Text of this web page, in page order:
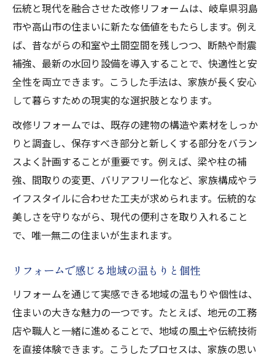
伝統と現代を融合させた改修リフォームは、岐阜県羽島
市や高山市の住まいに新たな価値をもたらします。例え
ば、昔ながらの和室や土間空間を残しつつ、断熱や耐震
補強、最新の水回り設備を導入することで、快適性と安
全性を両立できます。こうした手法は、家族が長く安心
して暮らすための現実的な選択肢となります。
改修リフォームでは、既存の建物の構造や素材をしっか
りと調査し、保存すべき部分と新しくする部分をバラン
スよく計画することが重要です。例えば、梁や柱の補
強、間取りの変更、バリアフリー化など、家族構成やラ
イフスタイルに合わせた工夫が求められます。伝統的な
美しさを守りながら、現代の便利さを取り入れること
で、唯一無二の住まいが生まれます。
リフォームで感じる地域の温もりと個性
リフォームを通じて実感できる地域の温もりや個性は、
住まいの大きな魅力の一つです。たとえば、地元の工務
店や職人と一緒に進めることで、地域の風土や伝統技術
を直接体験できます。こうしたプロセスは、家族の思い